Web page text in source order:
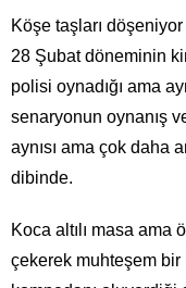
Köşe taşları
28 Şubat döneminin
polisi oynadığı ama
senaryonun oynanış
aynısı ama çok daha
dibinde.
Koca altılı masa ama
çekerek muhteşem